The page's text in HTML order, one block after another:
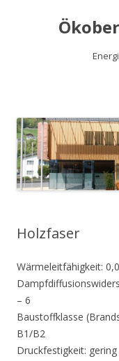
Holzfaser
Wärmeleitfähigkeit:
– 6
Baustoffklasse
B1/B2
Druckfestigkeit: